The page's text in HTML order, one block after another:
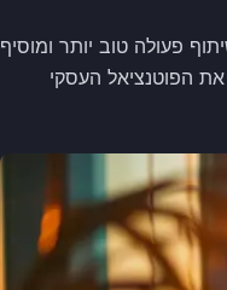
פעולה טוב יותר ומוסיף
הפוטנציאל העסקי